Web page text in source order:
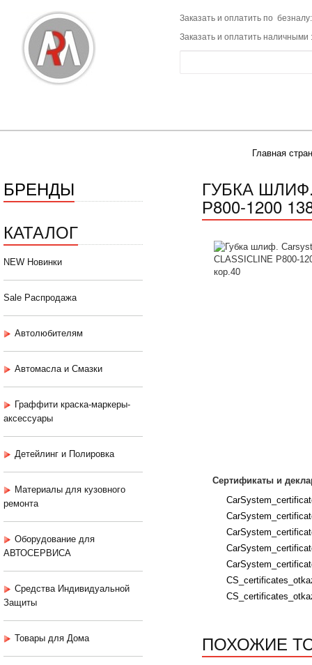
Заказать и оплатить по
Заказать и оплатить наличными
Главная
БРЕНДЫ
КАТАЛОГ
NEW Новинки
Sale Распродажа
Автолюбителям
Автомасла и Смазки
Граффити краска-маркеры-
аксессуары
Детейлинг и Полировка
Материалы для кузовного
ремонта
Оборудование для
АВТОСЕРВИСА
Средства Индивидуальной
Защиты
Товары для Дома
ГУБКА ШЛИФ.
Р800-1200
Сертификаты и
ПОХОЖИЕ